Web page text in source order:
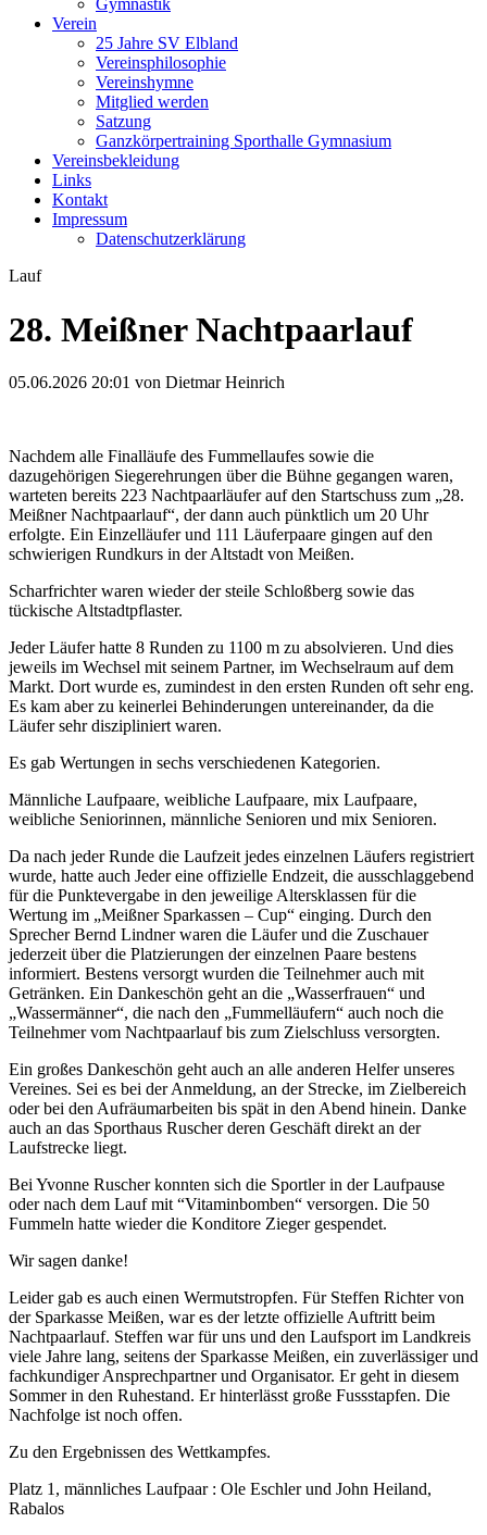
Gymnastik
Verein
25 Jahre SV Elbland
Vereinsphilosophie
Vereinshymne
Mitglied werden
Satzung
Ganzkörpertraining Sporthalle Gymnasium
Vereinsbekleidung
Links
Kontakt
Impressum
Datenschutzerklärung
Lauf
28. Meißner Nachtpaarlauf
05.06.2026 20:01 von Dietmar Heinrich
Nachdem alle Finalläufe des Fummellaufes sowie die
dazugehörigen Siegerehrungen über die Bühne gegangen waren,
warteten bereits 223 Nachtpaarläufer auf den Startschuss zum „28.
Meißner Nachtpaarlauf“, der dann auch pünktlich um 20 Uhr
erfolgte. Ein Einzelläufer und 111 Läuferpaare gingen auf den
schwierigen Rundkurs in der Altstadt von Meißen.
Scharfrichter waren wieder der steile Schloßberg sowie das
tückische Altstadtpflaster.
Jeder Läufer hatte 8 Runden zu 1100 m zu absolvieren. Und dies
jeweils im Wechsel mit seinem Partner, im Wechselraum auf dem
Markt. Dort wurde es, zumindest in den ersten Runden oft sehr eng.
Es kam aber zu keinerlei Behinderungen untereinander, da die
Läufer sehr diszipliniert waren.
Es gab Wertungen in sechs verschiedenen Kategorien.
Männliche Laufpaare, weibliche Laufpaare, mix Laufpaare,
weibliche Seniorinnen, männliche Senioren und mix Senioren.
Da nach jeder Runde die Laufzeit jedes einzelnen Läufers registriert
wurde, hatte auch Jeder eine offizielle Endzeit, die ausschlaggebend
für die Punktevergabe in den jeweilige Altersklassen für die
Wertung im „Meißner Sparkassen – Cup“ einging. Durch den
Sprecher Bernd Lindner waren die Läufer und die Zuschauer
jederzeit über die Platzierungen der einzelnen Paare bestens
informiert. Bestens versorgt wurden die Teilnehmer auch mit
Getränken. Ein Dankeschön geht an die „Wasserfrauen“ und
„Wassermänner“, die nach den „Fummelläufern“ auch noch die
Teilnehmer vom Nachtpaarlauf bis zum Zielschluss versorgten.
Ein großes Dankeschön geht auch an alle anderen Helfer unseres
Vereines. Sei es bei der Anmeldung, an der Strecke, im Zielbereich
oder bei den Aufräumarbeiten bis spät in den Abend hinein. Danke
auch an das Sporthaus Ruscher deren Geschäft direkt an der
Laufstrecke liegt.
Bei Yvonne Ruscher konnten sich die Sportler in der Laufpause
oder nach dem Lauf mit “Vitaminbomben“ versorgen. Die 50
Fummeln hatte wieder die Konditore Zieger gespendet.
Wir sagen danke!
Leider gab es auch einen Wermutstropfen. Für Steffen Richter von
der Sparkasse Meißen, war es der letzte offizielle Auftritt beim
Nachtpaarlauf. Steffen war für uns und den Laufsport im Landkreis
viele Jahre lang, seitens der Sparkasse Meißen, ein zuverlässiger und
fachkundiger Ansprechpartner und Organisator. Er geht in diesem
Sommer in den Ruhestand. Er hinterlässt große Fussstapfen. Die
Nachfolge ist noch offen.
Zu den Ergebnissen des Wettkampfes.
Platz 1, männliches Laufpaar : Ole Eschler und John Heiland,
Rabalos